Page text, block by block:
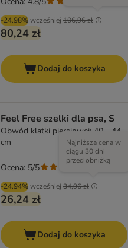
-24.98%wcześniej 106,96 zł
80,24 zł
Dodaj do koszyka
Feel Free szelki dla psa, S
Obwód klatki piersiowej: 40 - 44
cm
-24.94%wcześniej 34,96 zł
Najniższa cena w
ciągu 30 dni
przed obniżką
26,24 zł
Ocena: 5/5
Dodaj do koszyka